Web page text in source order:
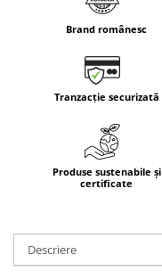
Brand românesc
Tranzacție securizată
Produse sustenabile și
certificate
Descriere